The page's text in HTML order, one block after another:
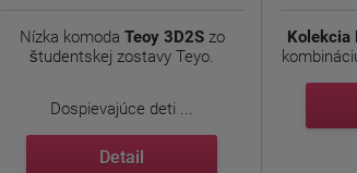
Nízka komoda Teoy 3D2Szo
študentskej zostavy Teyo.
Dospievajúce deti ...
Detail
Kolekcia